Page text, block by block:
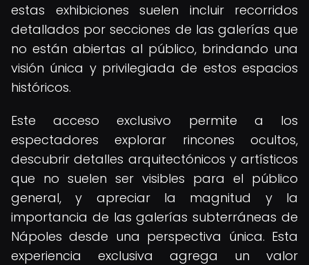
estas exhibiciones suelen incluir recorridos
detallados por secciones de las galerías que
no están abiertas al público, brindando una
visión única y privilegiada de estos espacios
históricos.
Este acceso exclusivo permite a los
espectadores explorar rincones ocultos,
descubrir detalles arquitectónicos y artísticos
que no suelen ser visibles para el público
general, y apreciar la magnitud y la
importancia de las galerías subterráneas de
Nápoles desde una perspectiva única. Esta
experiencia exclusiva agrega un valor